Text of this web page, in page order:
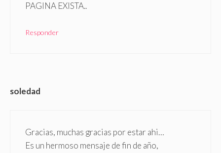
PAGINA EXISTA..
Responder
soledad
Gracias, muchas gracias por estar ahi…
Es un hermoso mensaje de fin de año,